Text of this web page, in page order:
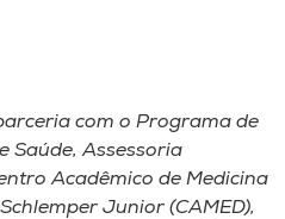
com o Programa de
Saúde, Assessoria
Acadêmico de Medicina
Junior (CAMED),